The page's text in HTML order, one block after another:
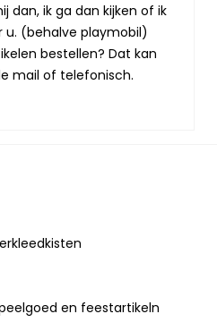
dan, ik ga dan kijken of ik
u. (behalve playmobil)
bestellen? Dat kan
mail of telefonisch.
en feestartikeln